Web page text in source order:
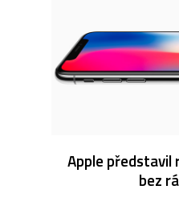
Apple představil
bez